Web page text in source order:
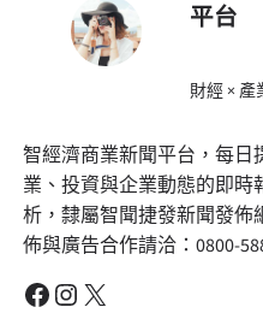
平台
財經 × 產
智經濟商業新聞平台，每日
業、投資與企業動態的即時
析，隸屬智聞捷發新聞發佈
佈與廣告合作請洽：0800-
Facebook Instagram X